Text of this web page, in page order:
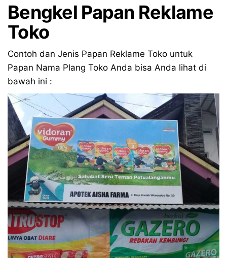
Bengkel Papan Reklame
Toko
Contoh dan Jenis Papan Reklame Toko untuk
Papan Nama Plang Toko Anda bisa Anda lihat di
bawah ini :